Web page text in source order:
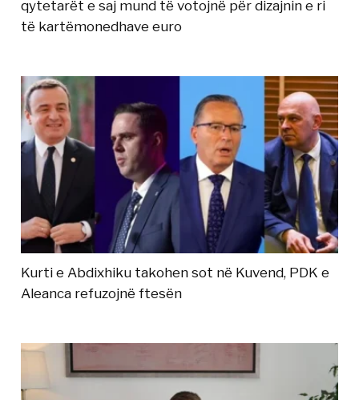
qytetarët e saj mund të votojnë për dizajnin e ri
të kartëmonedhave euro
Kurti e Abdixhiku takohen sot në Kuvend, PDK e
Aleanca refuzojnë ftesën